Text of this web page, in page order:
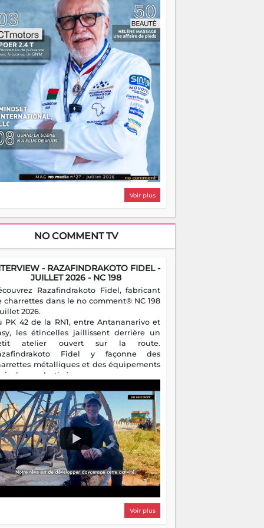
on pourrait s'arrêter là, applaudir et
chez soi satisfait. Mais ce serait
à côté d'une chose essentielle. La
ça brûle fort — et parfois, ça brûle
Une flamme sans direction peut
autant qu'elle peut consumer. C'est
que les aînés entrent en scène — pas
reprendre le gouvernail, mais pour
où sont les récifs. Les jeunes ont la
les vieux ont l'expérience, comme on
Ce n'est pas un combat de générations
c'est une question d'équipage. Partagez
réussites, mais aussi vos échecs. Surtout
échecs, d'ailleurs — ils enseignent
que n'importe quel manuel. À
la barque avance. Il faut juste
que tout le monde rame dans le
Voir plus
NO COMMENT TV
- RAZAFINDRAKOTO FIDEL -
JUILLET 2026 - NC 198
Razafindrakoto Fidel, fabricant
charrettes dans le no comment® NC 198
2026.
PK 42 de la RN1, entre Antananarivo et
les étincelles jaillissent derrière un
atelier ouvert sur la route.
Fidel y façonne des
métalliques et des équipements
destinés aux campagnes
il perpétue un métier discret mais
Voir plus